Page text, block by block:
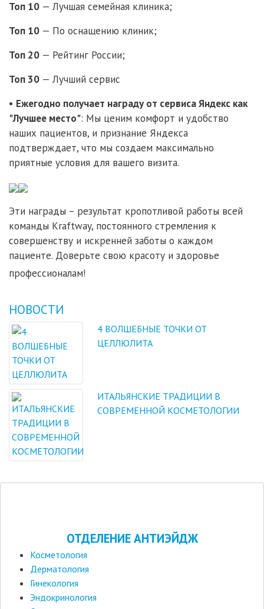
Топ 10 — Лучшая семейная клиника;
Топ 10 — По оснащению клиник;
Топ 20 — Рейтинг России;
Топ 30 — Лучший сервис
• Ежегодно получает награду от сервиса Яндекс как
"Лучшее место": Мы ценим комфорт и удобство
наших пациентов, и признание Яндекса
подтверждает, что мы создаем максимально
приятные условия для вашего визита.
Эти награды – результат кропотливой работы всей
команды Kraftway, постоянного стремления к
совершенству и искренней заботы о каждом
пациенте. Доверьте свою красоту и здоровье
профессионалам!
НОВОСТИ
4 ВОЛШЕБНЫЕ ТОЧКИ ОТ
ЦЕЛЛЮЛИТА
ИТАЛЬЯНСКИЕ ТРАДИЦИИ В
СОВРЕМЕННОЙ КОСМЕТОЛОГИИ
ОТДЕЛЕНИЕ АНТИЭЙДЖ
Косметология
Дерматология
Гинекология
Эндокринология